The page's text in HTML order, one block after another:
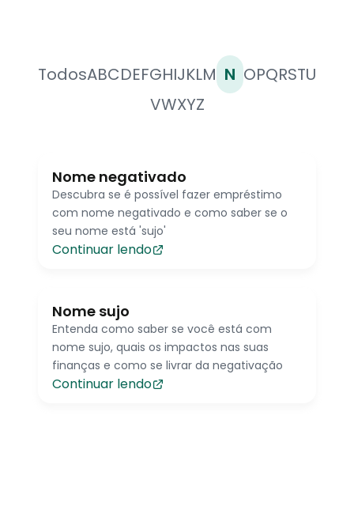
TodosABCDEFGHIJKLM N OPQRSTU
VWXYZ
Nome negativado
Descubra se é possível fazer empréstimo
com nome negativado e como saber se o
seu nome está 'sujo'
Continuar lendo
Nome sujo
Entenda como saber se você está com
nome sujo, quais os impactos nas suas
finanças e como se livrar da negativação
Continuar lendo